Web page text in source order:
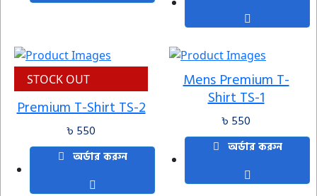
STOCK OUT
Premium T-Shirt TS-2
৳ 550
অর্ডার করুন
Mens Premium T-
Shirt TS-1
৳ 550
অর্ডার করুন